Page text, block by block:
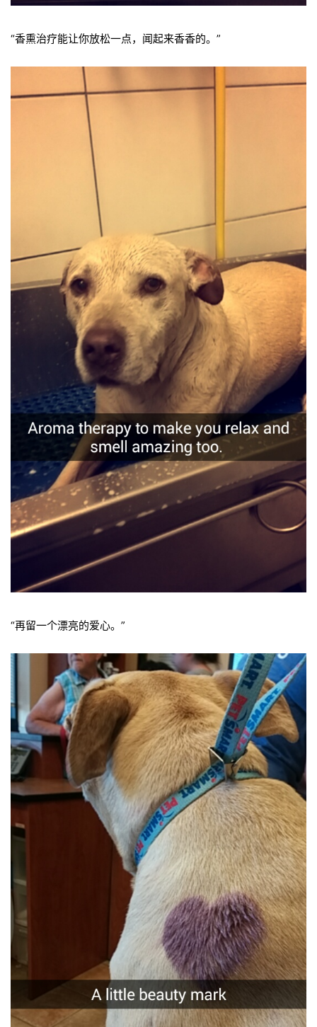
“香熏治疗能让你放松一点，闻起来香香的。”
“再留一个漂亮的爱心。”